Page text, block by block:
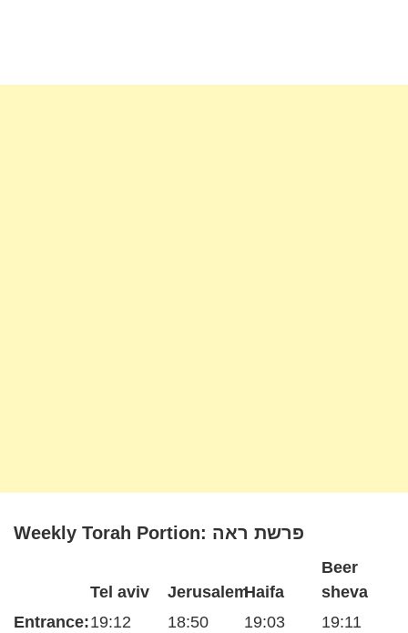
Weekly Torah Portion: פרשת ראה
Entrance:
Tel aviv
19:12
Jerusalem
18:50
Haifa
19:03
Beer
sheva
19:11